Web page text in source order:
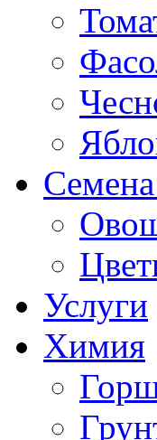
Услуги
Химия